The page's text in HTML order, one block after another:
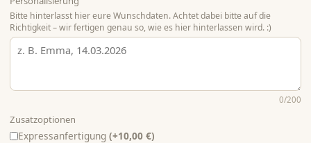
Bitte hinterlasst hier eure Wunschdaten. Achtet dabei bitte auf die
Richtigkeit – wir fertigen genau so, wie es hier hinterlassen wird. :)
0/200
Zusatzoptionen
Expressanfertigung (+10,00 €)